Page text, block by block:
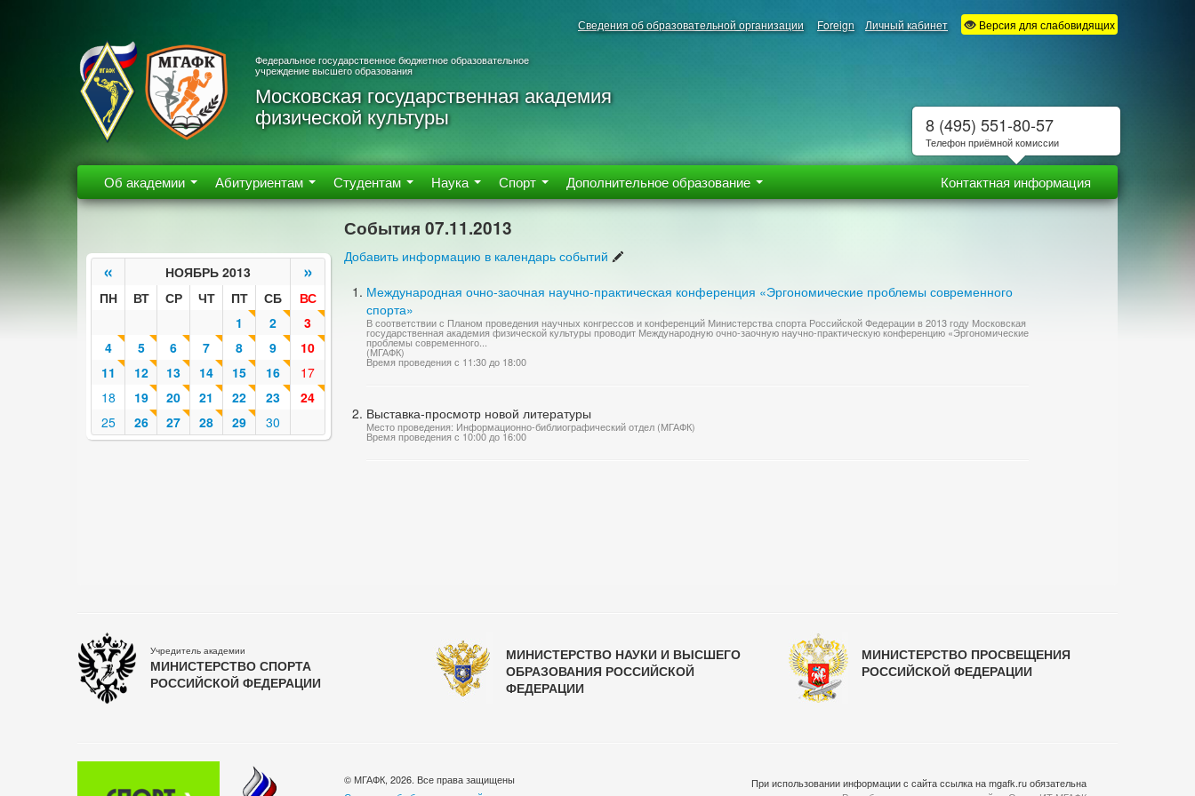
Сведения об образовательной организации Foreign Личный кабинет Версия для слабовидящих
Федеральное государственное бюджетное образовательное
учреждение высшего образования
Московская государственная академия
физической культуры
Об академии Абитуриентам Студентам Наука Спорт Дополнительное образование Контактная информация
« НОЯБРЬ 2013 »
ПН ВТ СР ЧТ ПТ СБ
ВС
1
2
3
4
5 6 7 8 9
10
11
12 13 14 15 16
17
18
19 20 21 22 23
24
25
26 27 28 29 30
События 07.11.2013
Добавить информацию в календарь событий
Международная очно-заочная научно-практическая конференция «Эргономические проблемы современного
спорта»
В соответствии с Планом проведения научных конгрессов и конференций Министерства спорта Российской Федерации в 2013 году Московская
государственная академия физической культуры проводит Международную очно-заочную научно-практическую конференцию «Эргономические
проблемы современного...
(МГАФК)
Время проведения с 11:30 до 18:00
Выставка-просмотр новой литературы
Место проведения: Информационно-библиографический отдел (МГАФК)
Время проведения с 10:00 до 16:00
Учредитель академии
МИНИСТЕРСТВО СПОРТА
РОССИЙСКОЙ ФЕДЕРАЦИИ
МИНИСТЕРСТВО НАУКИ И ВЫСШЕГО
ОБРАЗОВАНИЯ РОССИЙСКОЙ
ФЕДЕРАЦИИ
МИНИСТЕРСТВО ПРОСВЕЩЕНИЯ
РОССИЙСКОЙ ФЕДЕРАЦИИ
© МГАФК, 2026. Все права защищены
При использовании информации с сайта ссылка на mgafk.ru обязательна
8 (495) 551-80-57
Телефон приёмной комиссии